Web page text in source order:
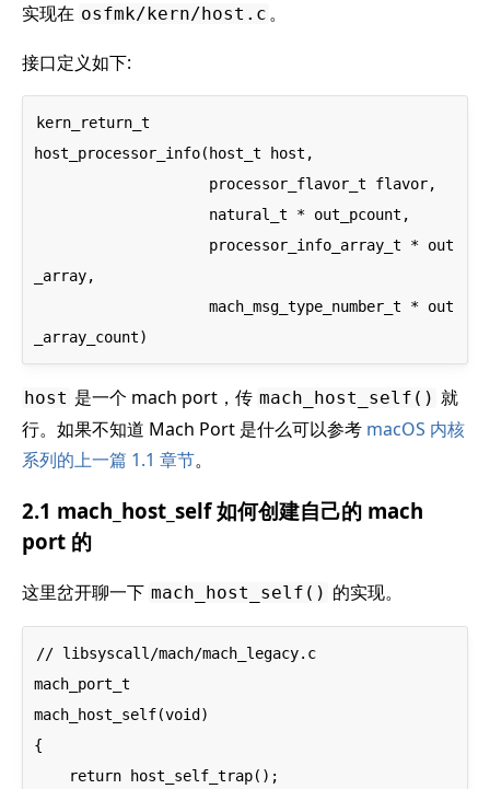
实现在 osfmk/kern/host.c 。
接口定义如下:
kern_return_t
host_processor_info(host_t host,
_array,
host 是一个 mach port，传 mach_host_self() 就
行。如果不知道 Mach Port 是什么可以参考 macOS 内核
系列的上一篇 1.1 章节。
2.1 mach_host_self 如何创建自己的 mach
port 的
这里岔开聊一下 mach_host_self() 的实现。
// libsyscall/mach/mach_legacy.c
mach_port_t
mach_host_self(void)
{